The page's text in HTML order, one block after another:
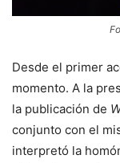
Desde el primer
momento. A la
la publicación de
conjunto con el
interpretó la